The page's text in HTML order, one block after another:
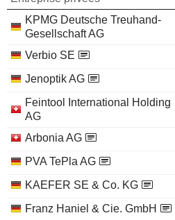
KPMG Deutsche Treuhand-
Gesellschaft AG
Verbio SE
Jenoptik AG
Feintool International Holding
AG
Arbonia AG
PVA TePla AG
KAEFER SE & Co. KG
Franz Haniel & Cie. GmbH